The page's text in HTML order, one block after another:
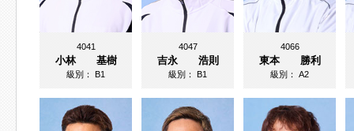
4041
小林 基樹
級別：B1
4047
吉永 浩則
級別：B1
4066
東本 勝利
級別：A2